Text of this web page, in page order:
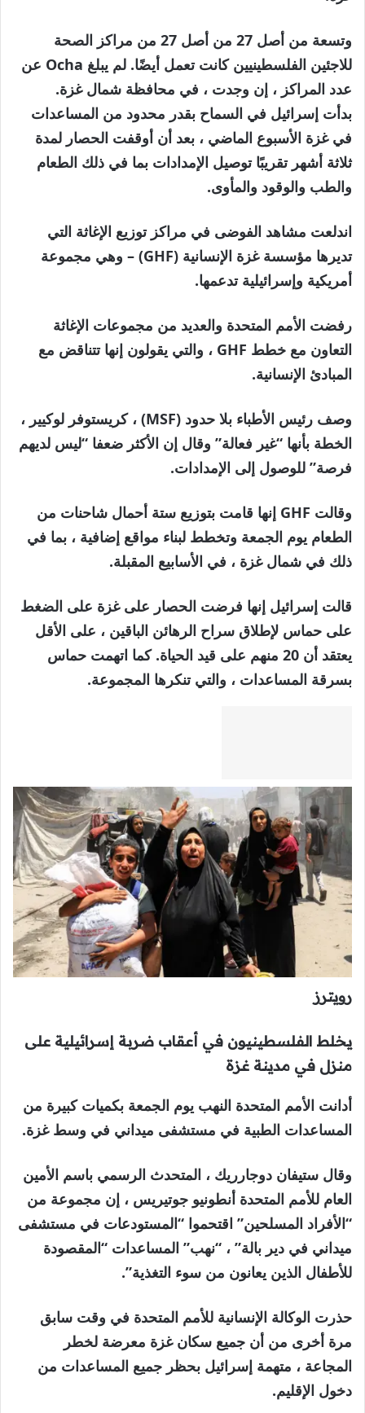
وتسعة من أصل 27 من أصل 27 من مراكز الصحة
للاجئين الفلسطينيين كانت تعمل أيضًا. لم يبلغ Ocha عن
عدد المراكز ، إن وجدت ، في محافظة شمال غزة.
بدأت إسرائيل في السماح بقدر محدود من المساعدات
في غزة الأسبوع الماضي ، بعد أن أوقفت الحصار لمدة
ثلاثة أشهر تقريبًا توصيل الإمدادات بما في ذلك الطعام
والطب والوقود والمأوى.
اندلعت مشاهد الفوضى في مراكز توزيع الإغاثة التي
تديرها مؤسسة غزة الإنسانية (GHF) – وهي مجموعة
أمريكية وإسرائيلية تدعمها.
رفضت الأمم المتحدة والعديد من مجموعات الإغاثة
التعاون مع خطط GHF ، والتي يقولون إنها تتناقض مع
المبادئ الإنسانية.
وصف رئيس الأطباء بلا حدود (MSF) ، كريستوفر لوكيير ،
الخطة بأنها “غير فعالة” وقال إن الأكثر ضعفا “ليس لديهم
فرصة” للوصول إلى الإمدادات.
وقالت GHF إنها قامت بتوزيع ستة أحمال شاحنات من
الطعام يوم الجمعة وتخطط لبناء مواقع إضافية ، بما في
ذلك في شمال غزة ، في الأسابيع المقبلة.
قالت إسرائيل إنها فرضت الحصار على غزة على الضغط
على حماس لإطلاق سراح الرهائن الباقين ، على الأقل
يعتقد أن 20 منهم على قيد الحياة. كما اتهمت حماس
بسرقة المساعدات ، والتي تنكرها المجموعة.
رويترز
يخلط الفلسطينيون في أعقاب ضربة إسرائيلية على
منزل في مدينة غزة
أدانت الأمم المتحدة النهب يوم الجمعة بكميات كبيرة من
المساعدات الطبية في مستشفى ميداني في وسط غزة.
وقال ستيفان دوجارريك ، المتحدث الرسمي باسم الأمين
العام للأمم المتحدة أنطونيو جوتيريس ، إن مجموعة من
“الأفراد المسلحين” اقتحموا “المستودعات في مستشفى
ميداني في دير بالة” ، “نهب” المساعدات “المقصودة
للأطفال الذين يعانون من سوء التغذية”.
حذرت الوكالة الإنسانية للأمم المتحدة في وقت سابق
مرة أخرى من أن جميع سكان غزة معرضة لخطر
المجاعة ، متهمة إسرائيل بحظر جميع المساعدات من
دخول الإقليم.